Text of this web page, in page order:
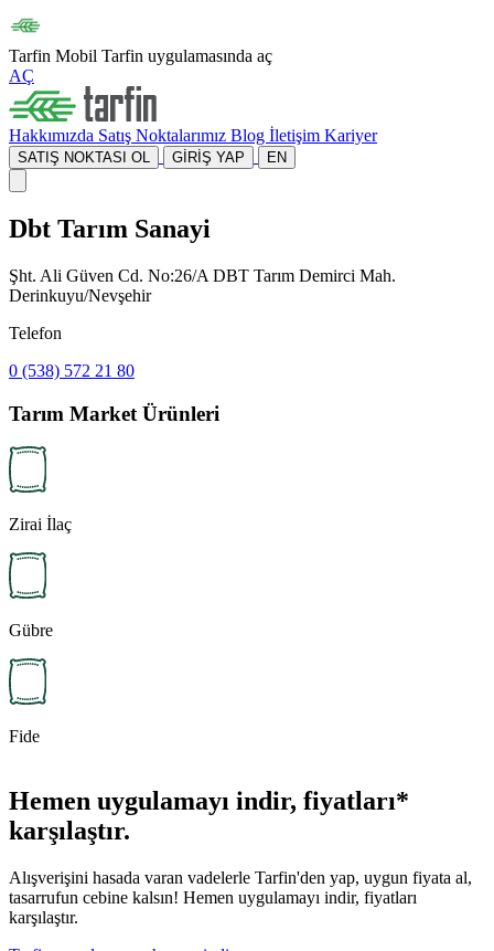
Tarfin Mobil Tarfin uygulamasında aç
AÇ
Hakkımızda Satış Noktalarımız Blog İletişim Kariyer
SATIŞ NOKTASI OL GİRİŞ YAP EN
Dbt Tarım Sanayi
Şht. Ali Güven Cd. No:26/A DBT Tarım Demirci Mah.
Derinkuyu/Nevşehir
Telefon
0 (538) 572 21 80
Tarım Market Ürünleri
Zirai İlaç
Gübre
Fide
Hemen uygulamayı indir, fiyatları*
karşılaştır.
Alışverişini hasada varan vadelerle Tarfin'den yap, uygun fiyata al,
tasarrufun cebine kalsın! Hemen uygulamayı indir, fiyatları
karşılaştır.